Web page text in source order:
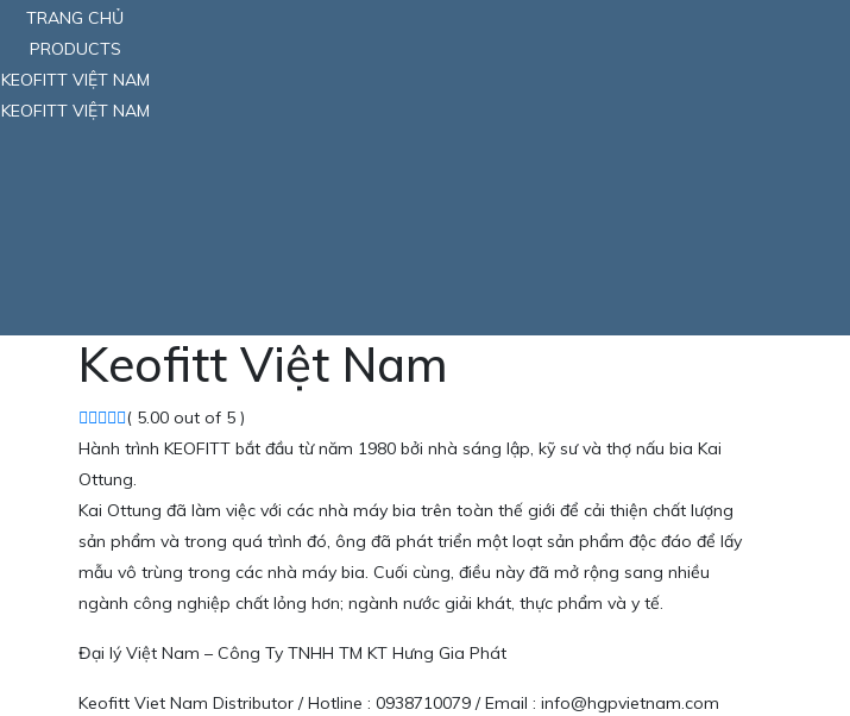
TRANG CHỦ
PRODUCTS
KEOFITT VIỆT NAM
KEOFITT VIỆT NAM
Keofitt Việt Nam
( 5.00 out of 5 )
Hành trình KEOFITT bắt đầu từ năm 1980 bởi nhà sáng lập, kỹ sư và thợ nấu bia Kai
Ottung.
Kai Ottung đã làm việc với các nhà máy bia trên toàn thế giới để cải thiện chất lượng
sản phẩm và trong quá trình đó, ông đã phát triển một loạt sản phẩm độc đáo để lấy
mẫu vô trùng trong các nhà máy bia. Cuối cùng, điều này đã mở rộng sang nhiều
ngành công nghiệp chất lỏng hơn; ngành nước giải khát, thực phẩm và y tế.
Đại lý Việt Nam – Công Ty TNHH TM KT Hưng Gia Phát
Keofitt Viet Nam Distributor / Hotline : 0938710079 / Email : info@hgpvietnam.com